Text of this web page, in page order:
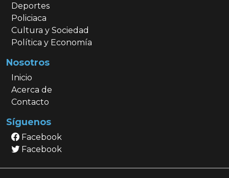
Deportes
Policiaca
Cultura y Sociedad
Política y Economía
Nosotros
Inicio
Acerca de
Contacto
Síguenos
Facebook
Facebook